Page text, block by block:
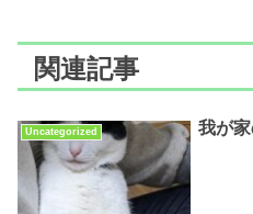
関連記事
Uncategorized 我が